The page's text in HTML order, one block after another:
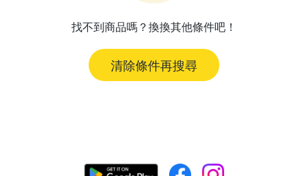
找不到商品嗎？換換其他條件吧！
清除條件再搜尋